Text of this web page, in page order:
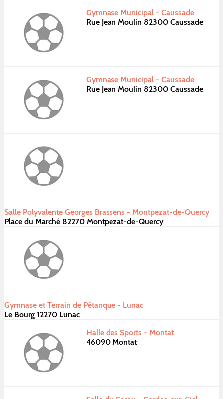
Gymnase Municipal - Caussade
Rue Jean Moulin 82300 Caussade
Gymnase Municipal - Caussade
Rue Jean Moulin 82300 Caussade
Salle Polyvalente Georges Brassens - Montpezat-de-Quercy
Place du Marché 82270 Montpezat-de-Quercy
Gymnase et Terrain de Pétanque - Lunac
Le Bourg 12270 Lunac
Halle des Sports - Montat
46090 Montat